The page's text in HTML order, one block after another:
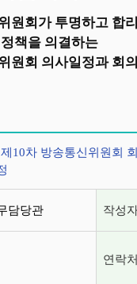
원회가 투명하고 합
책을 의결하는
원회 의사일정과 회
10차 방송통신위원회
담당관 작성
연락처